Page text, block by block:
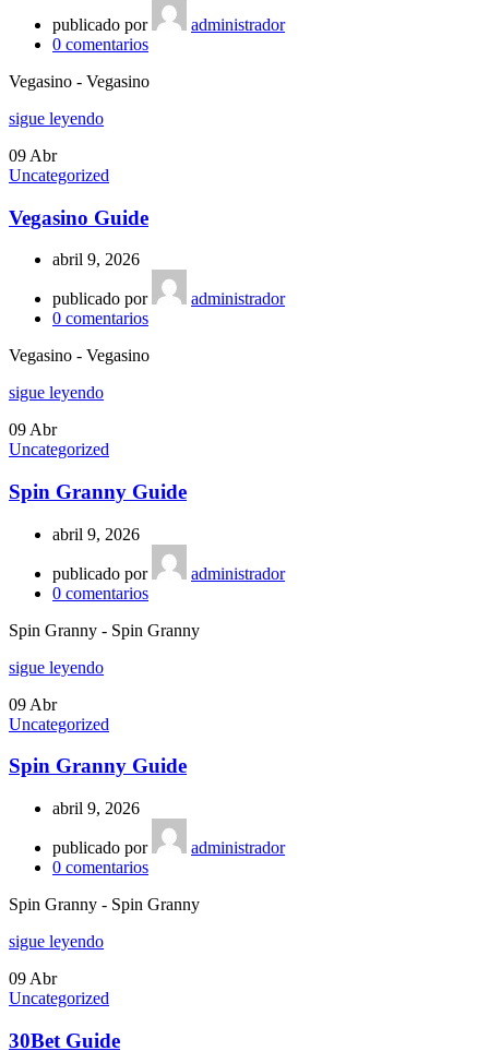
publicado por
administrador
0 comentarios
Vegasino - Vegasino
sigue leyendo
09 Abr
Uncategorized
Vegasino Guide
abril 9, 2026
publicado por
administrador
0 comentarios
Vegasino - Vegasino
sigue leyendo
09 Abr
Uncategorized
Spin Granny Guide
abril 9, 2026
publicado por
administrador
0 comentarios
Spin Granny - Spin Granny
sigue leyendo
09 Abr
Uncategorized
Spin Granny Guide
abril 9, 2026
publicado por
administrador
0 comentarios
Spin Granny - Spin Granny
sigue leyendo
09 Abr
Uncategorized
30Bet Guide